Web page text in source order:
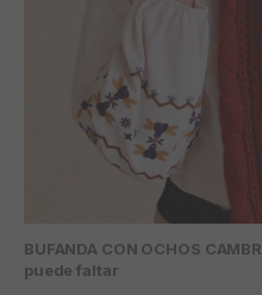
BUFANDA CON OCHOS
puede faltar